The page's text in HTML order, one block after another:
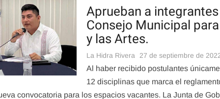
Aprueban a
Consejo Municipal
y las Artes.
La Hidra Rivera 27 de septiembre de
Al haber recibido postulantes
12 disciplinas que marca el
convocatoria para los espacios vacantes. La Junta de
Vallarta esta como la
canción, En Vallarta un
Cochineroooo.
La Hidra Rivera
26 de
septiembre de 2022
Tucán» del Partido
Verde en Vallarta.
La Hidra Rivera 26 de
septiembre de 2022